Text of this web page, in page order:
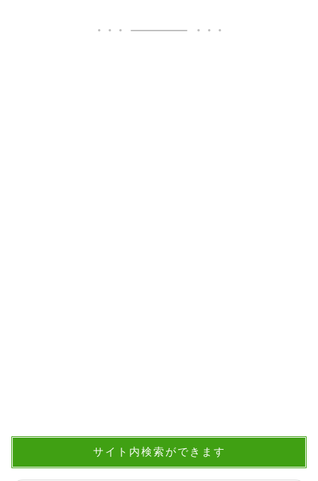
サイト内検索ができます